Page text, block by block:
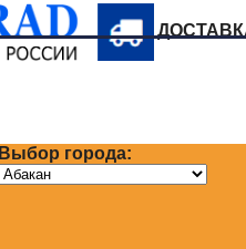
Выбор города: